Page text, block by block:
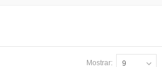
Mostrar: 9